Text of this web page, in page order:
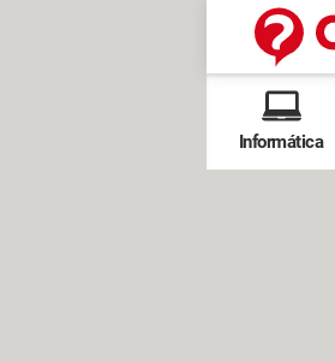
Informática